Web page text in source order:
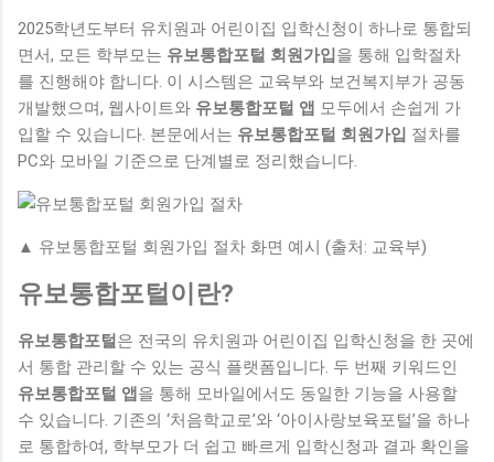
2025학년도부터 유치원과 어린이집 입학신청이 하나로 통합되
면서, 모든 학부모는 유보통합포털 회원가입 을 통해 입학절차
를 진행해야 합니다. 이 시스템은 교육부와 보건복지부가 공동
개발했으며, 웹사이트와 유보통합포털 앱 모두에서 손쉽게 가
입할 수 있습니다. 본문에서는 유보통합포털 회원가입 절차를
PC와 모바일 기준으로 단계별로 정리했습니다.
▲ 유보통합포털 회원가입 절차 화면 예시 (출처: 교육부)
유보통합포털이란?
유보통합포털 은 전국의 유치원과 어린이집 입학신청을 한 곳에
서 통합 관리할 수 있는 공식 플랫폼입니다. 두 번째 키워드인
유보통합포털 앱 을 통해 모바일에서도 동일한 기능을 사용할
수 있습니다. 기존의 ‘처음학교로’와 ‘아이사랑보육포털’을 하나
로 통합하여, 학부모가 더 쉽고 빠르게 입학신청과 결과 확인을